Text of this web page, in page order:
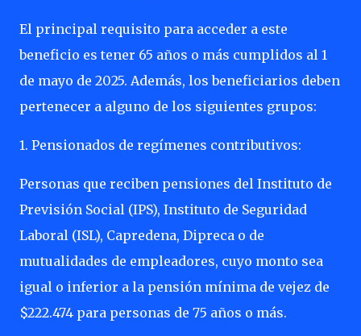
El principal requisito para acceder a este
beneficio es tener 65 años o más cumplidos al 1
de mayo de 2025. Además, los beneficiarios deben
pertenecer a alguno de los siguientes grupos:
1. Pensionados de regímenes contributivos:
Personas que reciben pensiones del Instituto de
Previsión Social (IPS), Instituto de Seguridad
Laboral (ISL), Capredena, Dipreca o de
mutualidades de empleadores, cuyo monto sea
igual o inferior a la pensión mínima de vejez de
$222.474 para personas de 75 años o más.